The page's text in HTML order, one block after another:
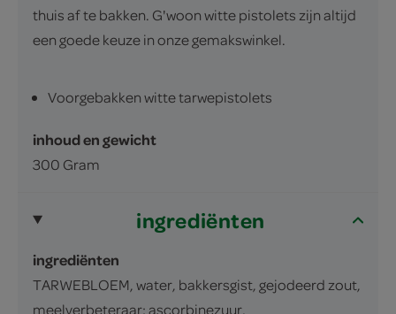
thuis af te bakken. G'woon witte pistolets zijn altijd
een goede keuze in onze gemakswinkel.
Voorgebakken witte tarwepistolets
inhoud en gewicht
300 Gram
ingrediënten
ingrediënten
TARWEBLOEM, water, bakkersgist, gejodeerd zout,
meelverbeteraar: ascorbinezuur,